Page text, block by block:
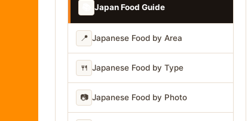
Japan Food Guide
📍 Japanese Food by Area
🍴 Japanese Food by Type
📷 Japanese Food by Photo